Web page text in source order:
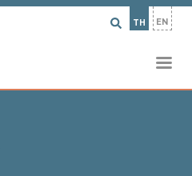
TH EN